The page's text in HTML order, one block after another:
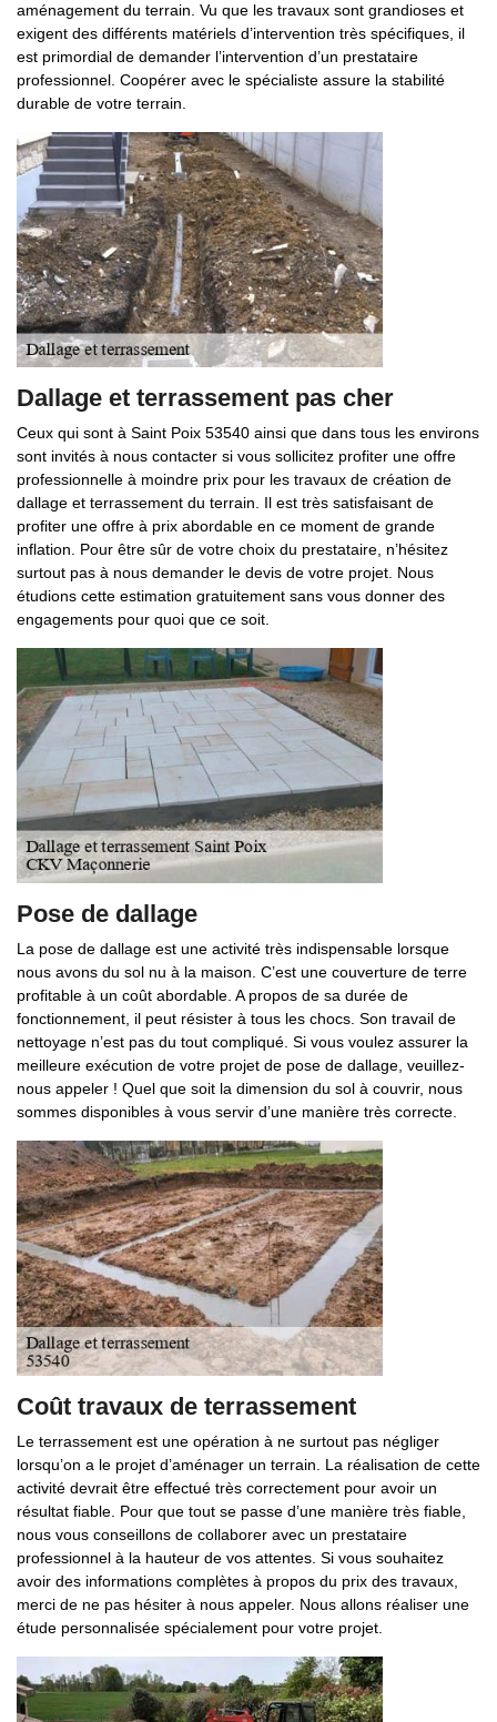
aménagement du terrain. Vu que les travaux sont grandioses et
exigent des différents matériels d’intervention très spécifiques, il
est primordial de demander l’intervention d’un prestataire
professionnel. Coopérer avec le spécialiste assure la stabilité
durable de votre terrain.
Dallage et terrassement pas cher
Ceux qui sont à Saint Poix 53540 ainsi que dans tous les environs
sont invités à nous contacter si vous sollicitez profiter une offre
professionnelle à moindre prix pour les travaux de création de
dallage et terrassement du terrain. Il est très satisfaisant de
profiter une offre à prix abordable en ce moment de grande
inflation. Pour être sûr de votre choix du prestataire, n’hésitez
surtout pas à nous demander le devis de votre projet. Nous
étudions cette estimation gratuitement sans vous donner des
engagements pour quoi que ce soit.
Pose de dallage
La pose de dallage est une activité très indispensable lorsque
nous avons du sol nu à la maison. C’est une couverture de terre
profitable à un coût abordable. A propos de sa durée de
fonctionnement, il peut résister à tous les chocs. Son travail de
nettoyage n’est pas du tout compliqué. Si vous voulez assurer la
meilleure exécution de votre projet de pose de dallage, veuillez-
nous appeler ! Quel que soit la dimension du sol à couvrir, nous
sommes disponibles à vous servir d’une manière très correcte.
Coût travaux de terrassement
Le terrassement est une opération à ne surtout pas négliger
lorsqu’on a le projet d’aménager un terrain. La réalisation de cette
activité devrait être effectué très correctement pour avoir un
résultat fiable. Pour que tout se passe d’une manière très fiable,
nous vous conseillons de collaborer avec un prestataire
professionnel à la hauteur de vos attentes. Si vous souhaitez
avoir des informations complètes à propos du prix des travaux,
merci de ne pas hésiter à nous appeler. Nous allons réaliser une
étude personnalisée spécialement pour votre projet.